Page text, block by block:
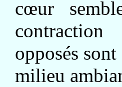
cœur
contraction
opposés
milieu